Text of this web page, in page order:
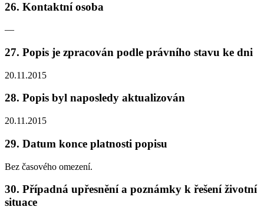
26. Kontaktní osoba
—
27. Popis je zpracován podle právního stavu ke dni
20.11.2015
28. Popis byl naposledy aktualizován
20.11.2015
29. Datum konce platnosti popisu
Bez časového omezení.
30. Případná upřesnění a poznámky k řešení životní
situace